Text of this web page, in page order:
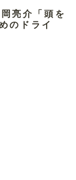
亮介「頭を
のドライ